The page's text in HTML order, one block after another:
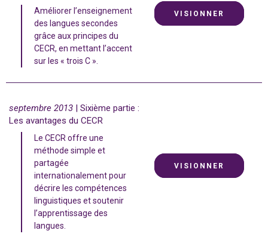
Améliorer l’enseignement
des langues secondes
grâce aux principes du
CECR, en mettant l’accent
sur les « trois C ».
VISIONNER
septembre 2013 | Sixième partie :
Les avantages du CECR
Le CECR offre une
méthode simple et
partagée
internationalement pour
décrire les compétences
linguistiques et soutenir
l’apprentissage des
langues.
VISIONNER